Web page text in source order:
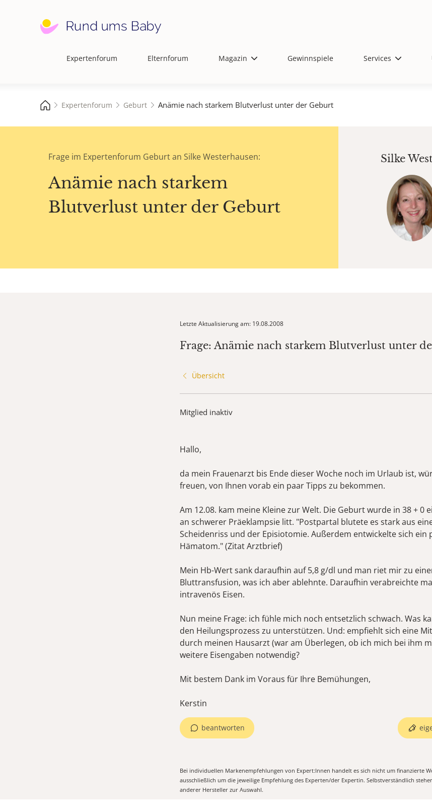
Hauptnavigation
Expertenforum Elternforum Magazin Gewinnspiele Services
Expertenforum Geburt Anämie nach starkem Blutverlust unter der Geburt
Frage im Expertenforum Geburt an Silke Westerhausen:
Anämie nach starkem
Blutverlust unter der Geburt
Silke
Letzte Aktualisierung am: 19.08.2008
Frage: Anämie nach starkem Blutverlust unter
Übersicht
Mitglied inaktiv
Hallo,
da mein Frauenarzt bis Ende dieser Woche noch im Urlaub ist,
freuen, von Ihnen vorab ein paar Tipps zu bekommen.
Am 12.08. kam meine Kleine zur Welt. Die Geburt wurde in 38 + 0
an schwerer Präeklampsie litt. "Postpartal blutete es stark aus
Scheidenriss und der Episiotomie. Außerdem entwickelte sich ein
Hämatom." (Zitat Arztbrief)
Mein Hb-Wert sank daraufhin auf 5,8 g/dl und man riet mir zu
Bluttransfusion, was ich aber ablehnte. Daraufhin verabreichte
intravenös Eisen.
Nun meine Frage: ich fühle mich noch entsetzlich schwach. Was
den Heilungsprozess zu unterstützen. Und: empfiehlt sich eine
durch meinen Hausarzt (war am Überlegen, ob ich mich bei ihm
weitere Eisengaben notwendig?
Mit bestem Dank im Voraus für Ihre Bemühungen,
Kerstin
beantworten
Bei individuellen Markenempfehlungen von Expert:Innen handelt es sich nicht um finanzierte
ausschließlich um die jeweilige Empfehlung des Experten/der Expertin. Selbstverständlich
anderer Hersteller zur Auswahl.